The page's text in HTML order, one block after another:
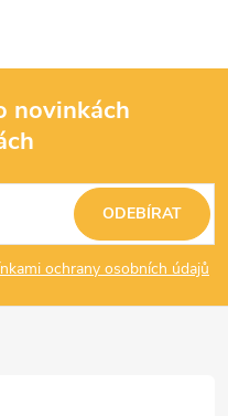
novinkách
ochrany osobních údajů
ODEBÍRAT